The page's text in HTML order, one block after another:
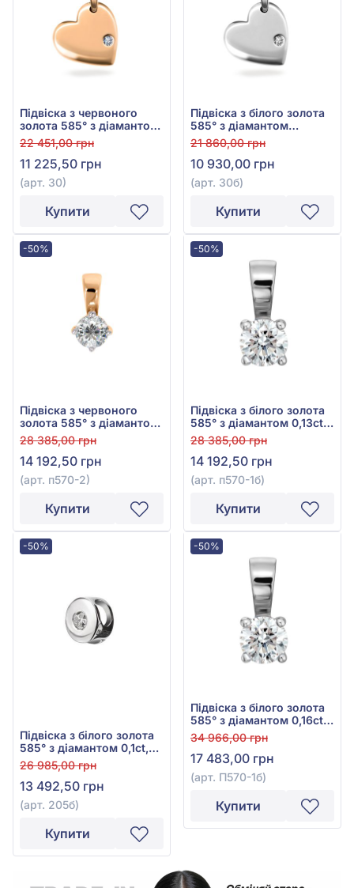
Підвіска з червоного
золота 585° з діамантом
0,003ct, арт. 30
22 451,00 грн
11 225,50 грн
(арт. 30)
Купити
Підвіска з білого золота
585° з діамантом
0,003ct, арт. 30б
21 860,00 грн
10 930,00 грн
(арт. 30б)
Купити
-50%
Підвіска з червоного
золота 585° з діамантом
0,13ct, арт. п570-2
28 385,00 грн
14 192,50 грн
(арт. п570-2)
Купити
-50%
Підвіска з білого золота
585° з діамантом 0,13ct,
арт. п570-1б
28 385,00 грн
14 192,50 грн
(арт. п570-1б)
Купити
-50%
Підвіска з білого золота
585° з діамантом 0,1ct,
арт. 205б
26 985,00 грн
13 492,50 грн
(арт. 205б)
Купити
-50%
Підвіска з білого золота
585° з діамантом 0,16ct,
арт. П570-1б
34 966,00 грн
17 483,00 грн
(арт. П570-1б)
Купити